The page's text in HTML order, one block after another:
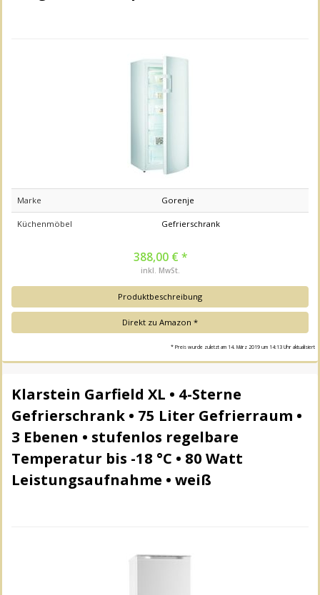
Marke Gorenje
Küchenmöbel Gefrierschrank
388,00 € *
inkl. MwSt.
Produktbeschreibung
Direkt zu Amazon *
* Preis wurde zuletzt am 14. März 2019 um 14:13 Uhr aktualisiert
Klarstein Garfield XL • 4-Sterne
Gefrierschrank • 75 Liter Gefrierraum •
3 Ebenen • stufenlos regelbare
Temperatur bis -18 °C • 80 Watt
Leistungsaufnahme • weiß